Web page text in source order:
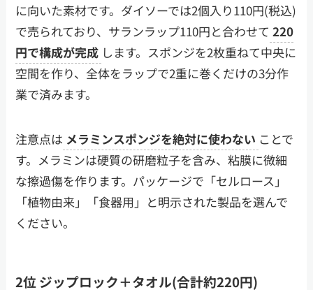
に向いた素材です。ダイソーでは2個入り110円(税込)
で売られており、サランラップ110円と合わせて 220
円で構成が完成 します。スポンジを2枚重ねて中央に
空間を作り、全体をラップで2重に巻くだけの3分作
業で済みます。
注意点は メラミンスポンジを絶対に使わない ことで
す。メラミンは硬質の研磨粒子を含み、粘膜に微細
な擦過傷を作ります。パッケージで「セルロース」
「植物由来」「食器用」と明示された製品を選んで
ください。
2位 ジップロック＋タオル(合計約220円)